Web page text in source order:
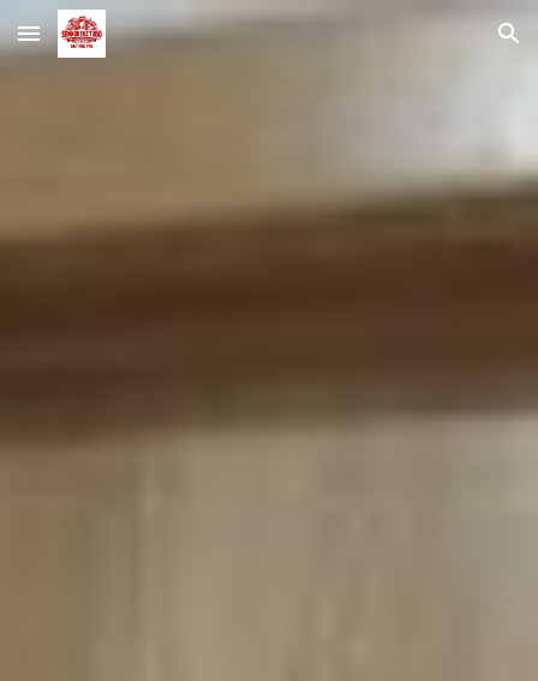
Skip to main content Skip to navigation